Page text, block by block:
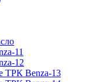
11
12
ТРК Benza-13